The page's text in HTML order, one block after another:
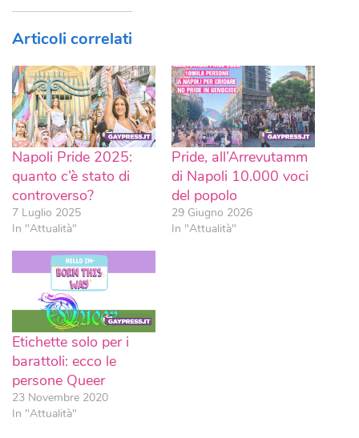
Articoli correlati
Napoli Pride 2025:
quanto c’è stato di
controverso?
7 Luglio 2025
In "Attualità"
Pride, all’Arrevutamm
di Napoli 10.000 voci
del popolo
29 Giugno 2026
In "Attualità"
Etichette solo per i
barattoli: ecco le
persone Queer
23 Novembre 2020
In "Attualità"